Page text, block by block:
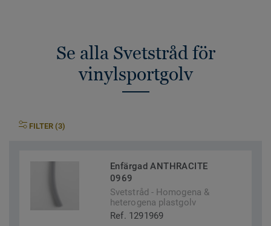
Se alla Svetstråd för
vinylsportgolv
FILTER (3)
Enfärgad ANTHRACITE
0969
Svetstråd - Homogena &
heterogena plastgolv
Ref. 1291969